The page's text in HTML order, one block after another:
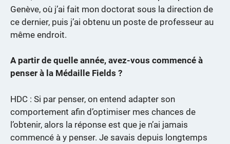
Genève, où j’ai fait mon doctorat sous la direction de
ce dernier, puis j’ai obtenu un poste de professeur au
même endroit.
A partir de quelle année, avez-vous commencé à
penser à la Médaille Fields ?
HDC : Si par penser, on entend adapter son
comportement afin d’optimiser mes chances de
l’obtenir, alors la réponse est que je n’ai jamais
commencé à y penser. Je savais depuis longtemps